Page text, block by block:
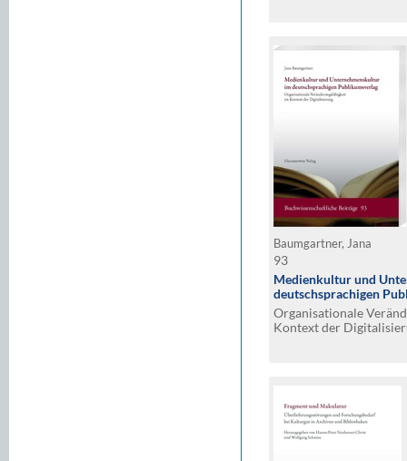
Baumgartner, Jana
93
Medienkultur und
deutschsprachigen
Organisationale
Kontext der